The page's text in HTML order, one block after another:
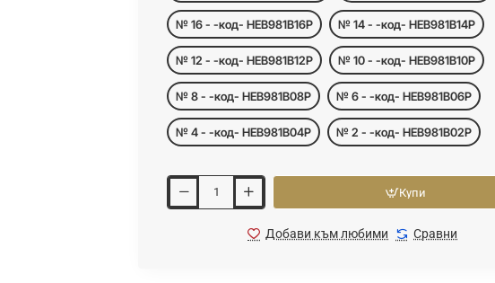
№ 16 - -код- HEB981B16P № 14 - -код- HEB981B14P
№ 12 - -код- HEB981B12P № 10 - -код- HEB981B10P
№ 8 - -код- HEB981B08P № 6 - -код- HEB981B06P
№ 4 - -код- HEB981B04P № 2 - -код- HEB981B02P
Купи
Добави към любими Сравни